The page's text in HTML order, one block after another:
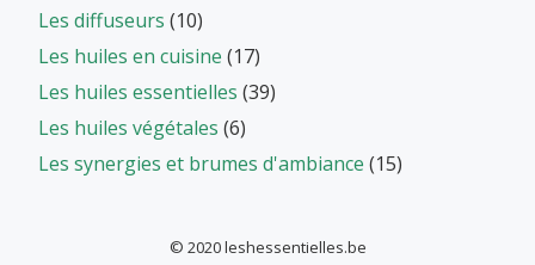
Les diffuseurs (10)
Les huiles en cuisine (17)
Les huiles essentielles (39)
Les huiles végétales (6)
Les synergies et brumes d'ambiance (15)
© 2020 leshessentielles.be